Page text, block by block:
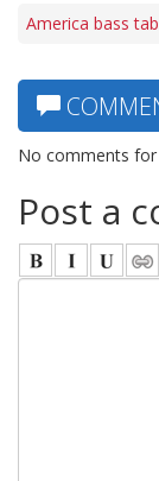
America bass
No comments for
Post a